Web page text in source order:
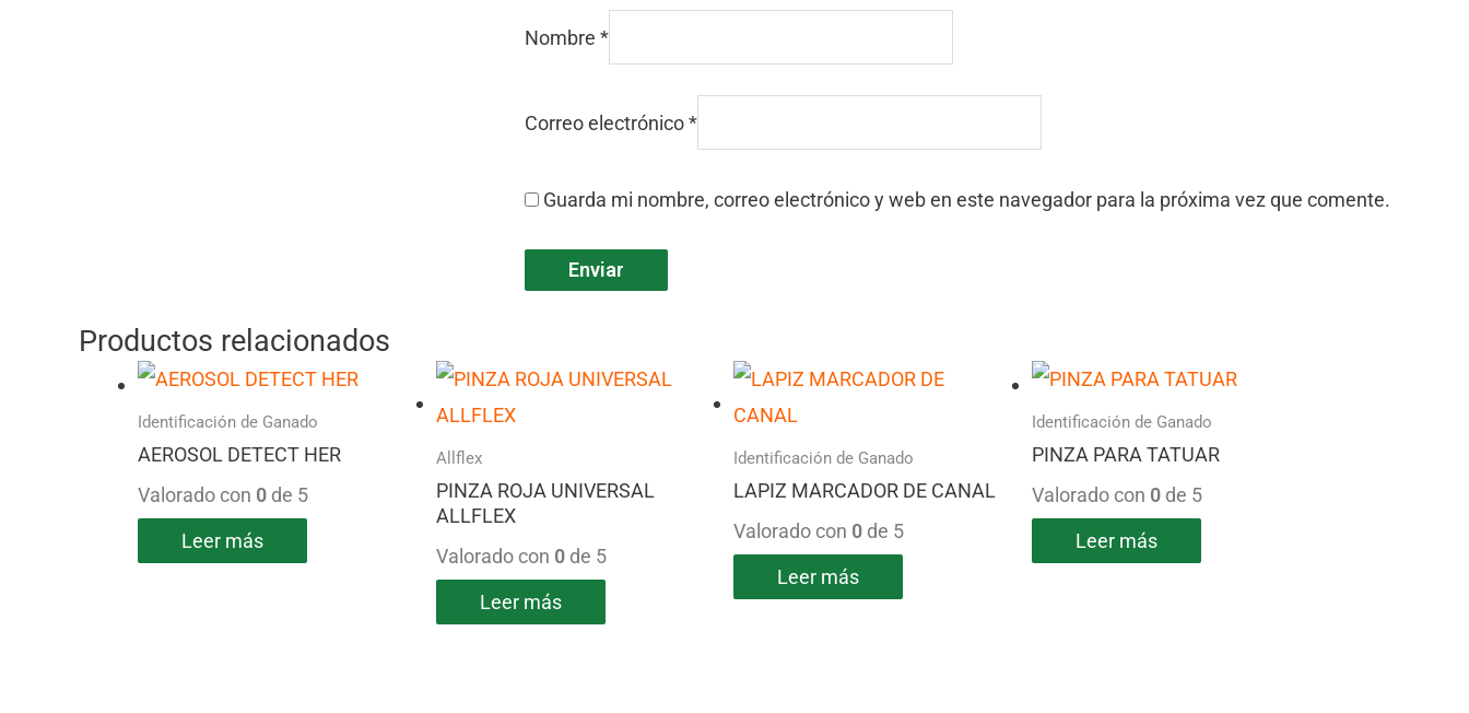
Nombre *
Correo electrónico*
Guarda mi nombre, correo electrónico y web en este navegador para la próxima vez que comente.
Productos relacionados
Identificación de Ganado
AEROSOL DETECT HER
Valorado con 0 de 5
Leer más
Allflex
PINZA ROJA UNIVERSAL
ALLFLEX
Valorado con 0de 5
Leer más
Identificación de Ganado
LAPIZ MARCADOR DE CANAL
Valorado con 0 de 5
Leer más
Identificación de Ganado
PINZA PARA TATUAR
Valorado con 0 de 5
Leer más